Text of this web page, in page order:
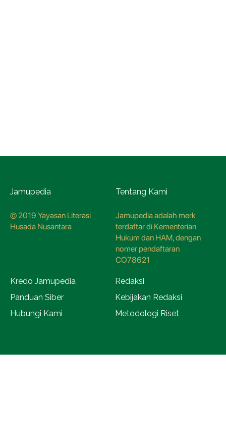
Jamupedia
© 2019 Yayasan Literasi
Husada Nusantara
Tentang Kami
Jamupedia adalah merk
terdaftar di Kementerian
Hukum dan HAM, dengan
nomer pendaftaran
CO78621
Kredo Jamupedia
Redaksi
Panduan Siber
Kebijakan Redaksi
Hubungi Kami
Metodologi Riset